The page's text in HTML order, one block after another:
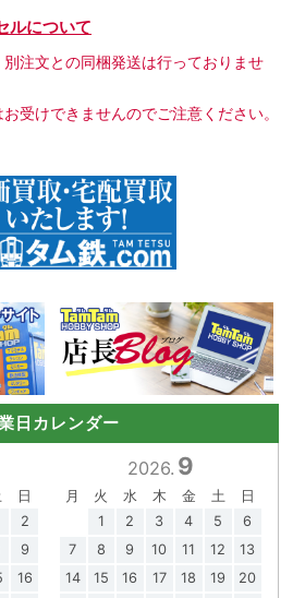
ルについて
注文との同梱発送は行っておりませ
受けできませんのでご注意ください。
日カレンダー
日
2
9
16
2026. 9
月 火 水 木 金 土
日
1
2 3 4 5
6
7
8 9 10 11 12
13
14
15 16 17 18 19
20